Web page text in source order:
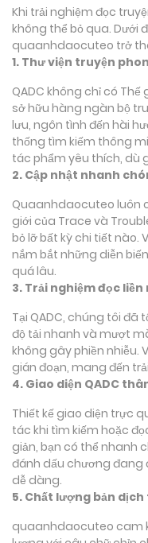
Khi trải nghiệm đọc
không thể bỏ qua. Dưới
quaanhdaocuteo trở
1. Thư viện truyện
QADC không chỉ có
sở hữu hàng ngàn bộ
lưu, ngôn tình đến hài
thống tìm kiếm thông
tác phẩm yêu thích, dù
2. Cập nhật nhanh
Quaanhdaocuteo luôn
giới của Trace và
bỏ lỡ bất kỳ chi tiết nào.
nắm bắt những diễn
quá lâu.
3. Trải nghiệm đọc
Tại QADC, chúng tôi đã
độ tải nhanh và mượt
không gây phiền nhiễu.
gián đoạn, mang đến
4. Giao diện QADC
Thiết kế giao diện trực
tác khi tìm kiếm hoặc
giản, bạn có thể nhanh
đánh dấu chương đang
dễ dàng.
5. Chất lượng bản
quaanhdaocuteo cam